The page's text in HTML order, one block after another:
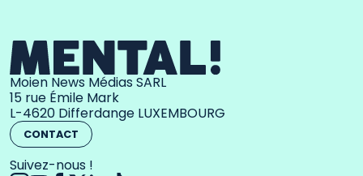
Moien News Médias SARL
15 rue Émile Mark
L-4620 Differdange LUXEMBOURG
CONTACT
Suivez-nous !